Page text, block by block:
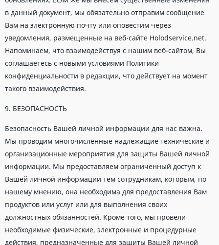
в данный документ, мы обязательно отправим сообщение
Вам на электронную почту или оповестим через
уведомления, размещенные на веб-сайте Holodservice.net.
Напоминаем, что взаимодействуя с нашим веб-сайтом, Вы
соглашаетесь с новыми условиями Политики
конфиденциальности в редакции, что действует на момент
такого взаимодействия.
9. БЕЗОПАСНОСТЬ
Безопасность Вашей личной информации для нас важна.
Мы проводим многочисленные надлежащие технические и
организационные мероприятия для защиты Вашей личной
информации. Мы предоставляем ограниченный доступ к
Вашей личной информации тем сотрудникам, которым, по
нашему мнению, она необходима для предоставления Вам
продуктов или услуг или для выполнения своих
должностных обязанностей. Кроме того, мы провели
необходимые физические, электронные и процедурные
действия, предназначенные для защиты Вашей личной